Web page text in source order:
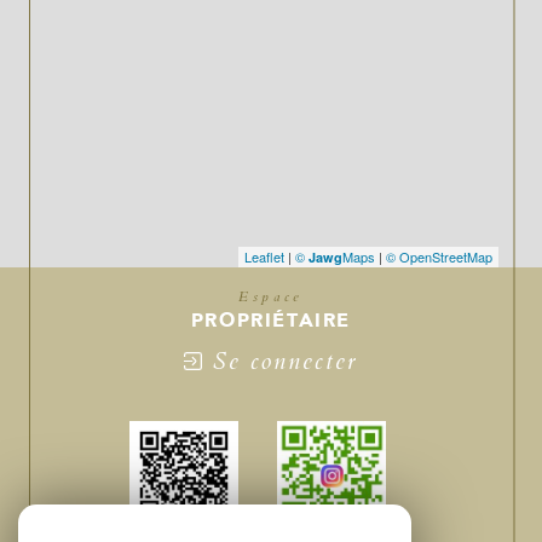
Leaflet | © JawgMaps | © OpenStreetMap
Espace
PROPRIÉTAIRE
Se connecter